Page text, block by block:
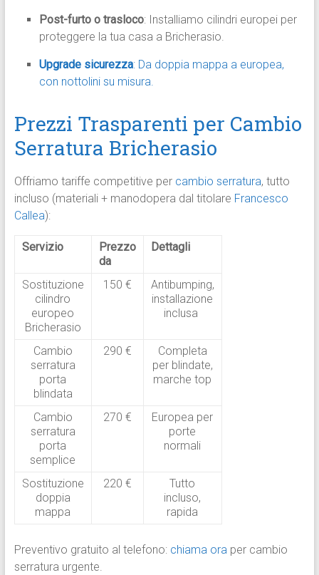
Post-furto o trasloco: Installiamo cilindri europei per
proteggere la tua casa a Bricherasio.
Upgrade sicurezza: Da doppia mappa a europea,
con nottolini su misura.
Prezzi Trasparenti per Cambio
Serratura Bricherasio
Offriamo tariffe competitive per cambio serratura, tutto
incluso (materiali + manodopera dal titolare Francesco
Callea):
Servizio
Prezzo
da
Dettagli
Sostituzione
cilindro
europeo
Bricherasio
150 €
Antibumping,
installazione
inclusa
Cambio
serratura
porta
blindata
290 €
Completa
per blindate,
marche top
Cambio
serratura
porta
semplice
270 €
Europea per
porte
normali
Sostituzione
doppia
mappa
220 €
Tutto
incluso,
rapida
Preventivo gratuito al telefono: chiama oraper cambio
serratura urgente.